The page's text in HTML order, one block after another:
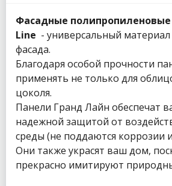
Фасадные полипропиленовые
Line - универсальный
фасада.
Благодаря особой прочности
применять не только для
цоколя.
Панели Гранд Лайн обеспечат
надежной защитой от
среды (не поддаются коррозии
Они также украсят ваш дом,
прекрасно имитируют